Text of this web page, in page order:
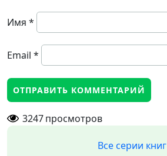
Имя *
Email *
3247просмотров
Все серии книг